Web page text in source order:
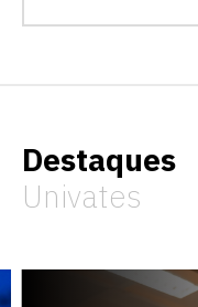
Destaques
Univates